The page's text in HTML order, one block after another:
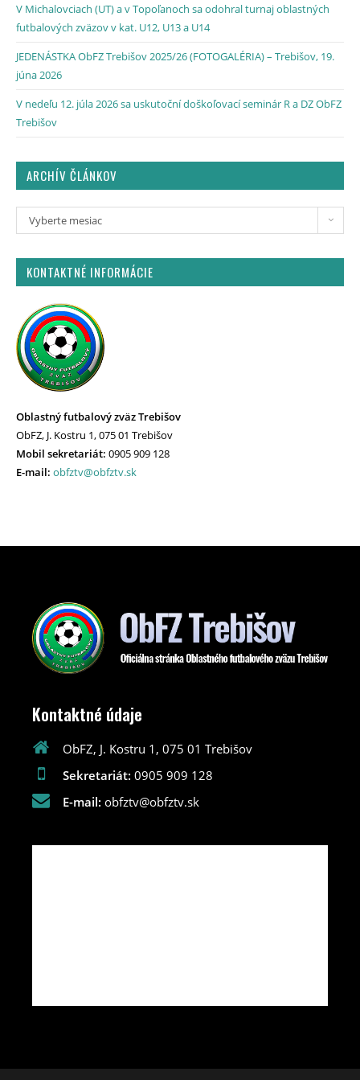
V Michalovciach (UT) a v Topoľanoch sa odohral turnaj oblastných
futbalových zväzov v kat. U12, U13 a U14
JEDENÁSTKA ObFZ Trebišov 2025/26 (FOTOGALÉRIA) – Trebišov, 19.
júna 2026
V nedeľu 12. júla 2026 sa uskutoční doškoľovací seminár R a DZ ObFZ
Trebišov
ARCHÍV ČLÁNKOV
Vyberte mesiac
KONTAKTNÉ INFORMÁCIE
Oblastný futbalový zväz Trebišov
ObFZ, J. Kostru 1, 075 01 Trebišov
Mobil sekretariát: 0905 909 128
E-mail: obfztv@obfztv.sk
Kontaktné údaje
ObFZ, J. Kostru 1, 075 01 Trebišov
Sekretariát: 0905 909 128
E-mail: obfztv@obfztv.sk